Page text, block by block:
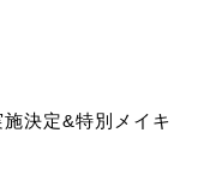
決定&特別メイキ